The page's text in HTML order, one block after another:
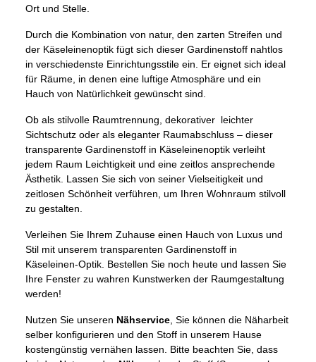
Ort und Stelle.
Durch die Kombination von natur, den zarten Streifen und
der Käseleinenoptik fügt sich dieser Gardinenstoff nahtlos
in verschiedenste Einrichtungsstile ein. Er eignet sich ideal
für Räume, in denen eine luftige Atmosphäre und ein
Hauch von Natürlichkeit gewünscht sind.
Ob als stilvolle Raumtrennung, dekorativer leichter
Sichtschutz oder als eleganter Raumabschluss – dieser
transparente Gardinenstoff in Käseleinenoptik verleiht
jedem Raum Leichtigkeit und eine zeitlos ansprechende
Ästhetik. Lassen Sie sich von seiner Vielseitigkeit und
zeitlosen Schönheit verführen, um Ihren Wohnraum stilvoll
zu gestalten.
Verleihen Sie Ihrem Zuhause einen Hauch von Luxus und
Stil mit unserem transparenten Gardinenstoff in
Käseleinen-Optik. Bestellen Sie noch heute und lassen Sie
Ihre Fenster zu wahren Kunstwerken der Raumgestaltung
werden!
Nutzen Sie unseren Nähservice , Sie können die Näharbeit
selber konfigurieren und den Stoff in unserem Hause
kostengünstig vernähen lassen. Bitte beachten Sie, dass